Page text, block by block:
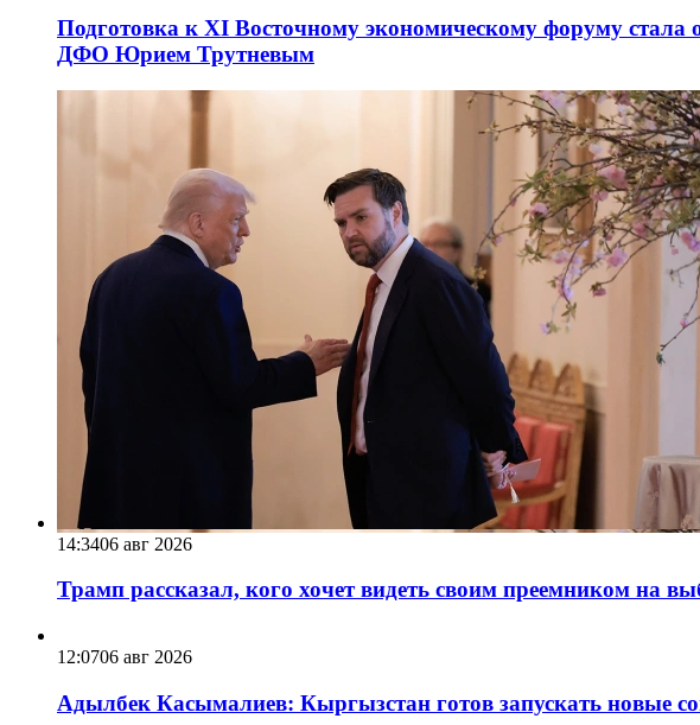
Подготовка к XI Восточному экономическому форуму
ДФО Юрием Трутневым
14:3406 авг 2026
Трамп рассказал, кого хочет видеть своим преемником на
12:0706 авг 2026
Адылбек Касымалиев: Кыргызстан готов запускать новые